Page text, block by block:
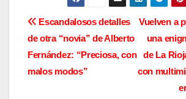
N
a
v
Vuelven a
una
de La
con
Escandalosos detalles
de otra “novia” de Alberto
Fernández: “Preciosa, con
malos modos”